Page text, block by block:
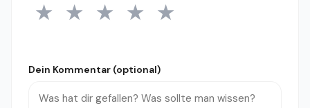
1 Stern
★ 2 Sterne
★ 3 Sterne
★ 4 Sterne
★ 5 Sterne
★
Dein Kommentar (optional)